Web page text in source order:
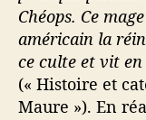
Chéops. Ce
américain la
ce culte et vit
(« Histoire et
Maure »). En